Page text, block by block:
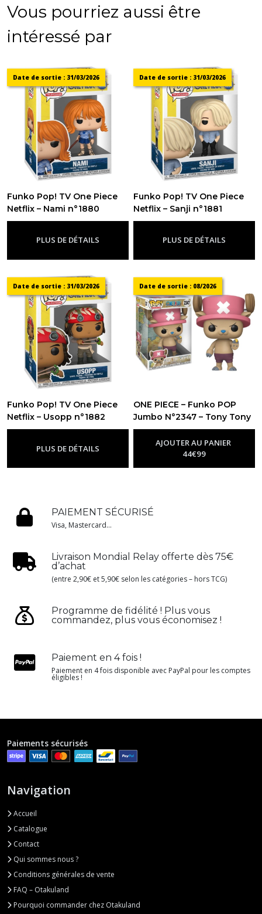
Vous pourriez aussi être
intéressé par
Date de sortie : 31/03/2026
Funko Pop! TV One Piece
Netflix – Nami n°1880
-Figurine Funko Pop One Piece
PLUS DE DÉTAILS
Date de sortie : 31/03/2026
Funko Pop! TV One Piece
Netflix – Sanji n°1881
-Figurine Funko Pop One Piece
PLUS DE DÉTAILS
Date de sortie : 31/03/2026
Funko Pop! TV One Piece
Netflix – Usopp n°1882
-Figurine Funko Pop One Piece
PLUS DE DÉTAILS
Date de sortie : 08/2026
ONE PIECE – Funko POP
Jumbo N°2347 – Tony Tony
Chopper-Figurine Funko Pop
One PieceAJOUTER AU PANIER
44€99
PAIEMENT SÉCURISÉ
Visa, Mastercard...
Livraison Mondial Relay offerte dès 75€
d’achat
(entre 2,90€ et 5,90€ selon les catégories – hors TCG)
Programme de fidélité ! Plus vous
commandez, plus vous économisez !
Paiement en 4 fois !
Paiement en 4 fois disponible avec PayPal pour les comptes
éligibles !
Paiements sécurisés
Navigation
Accueil
Catalogue
Contact
Qui sommes nous ?
Conditions générales de vente
FAQ – Otakuland
Pourquoi commander chez Otakuland